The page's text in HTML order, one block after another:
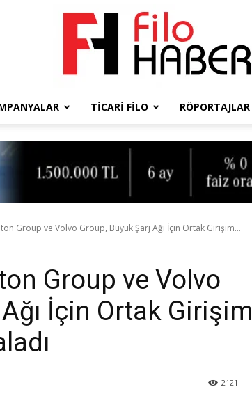
Haber
TICARI FILO RÖPORTAJLAR
Group ve Volvo Group, Büyük Şarj Ağı İçin Ortak Girişim...
Group ve Volvo
İçin Ortak Girişim
2121